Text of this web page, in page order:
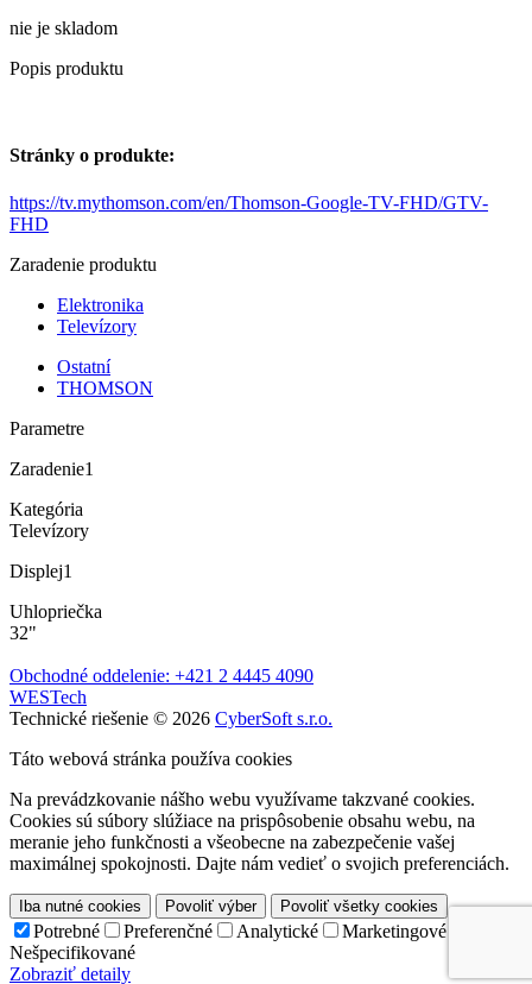
nie je skladom
Popis produktu
Stránky o produkte:
https://tv.mythomson.com/en/Thomson-Google-TV-FHD/GTV-
FHD
Zaradenie produktu
Elektronika
Televízory
Ostatní
THOMSON
Parametre
Zaradenie1
Kategória
Televízory
Displej1
Uhlopriečka
32"
Obchodné oddelenie: +421 2 4445 4090
WESTech
Technické riešenie © 2026 CyberSoft s.r.o.
Táto webová stránka používa cookies
Na prevádzkovanie nášho webu využívame takzvané cookies.
Cookies sú súbory slúžiace na prispôsobenie obsahu webu, na
meranie jeho funkčnosti a všeobecne na zabezpečenie vašej
maximálnej spokojnosti. Dajte nám vedieť o svojich preferenciách.
Iba nutné cookies Povoliť výber Povoliť všetky cookies
Potrebné Preferenčné Analytické
Marketingové
Nešpecifikované
Zobraziť detaily